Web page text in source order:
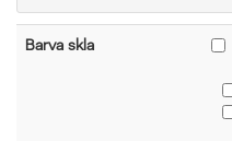
Barva skla